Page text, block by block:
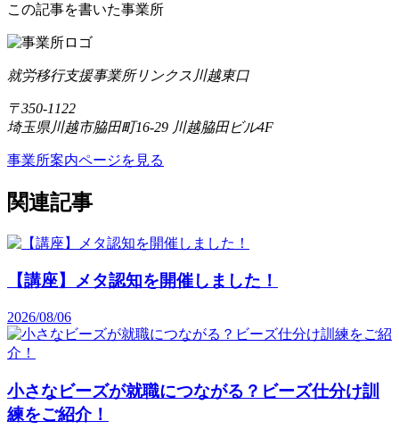
この記事を書いた事業所
就労移行支援事業所リンクス川越東口
〒350-1122
埼玉県川越市脇田町16-29 川越脇田ビル4F
事業所案内ページを見る
関連記事
【講座】メタ認知を開催しました！
2026/08/06
小さなビーズが就職につながる？ビーズ仕分け訓
練をご紹介！